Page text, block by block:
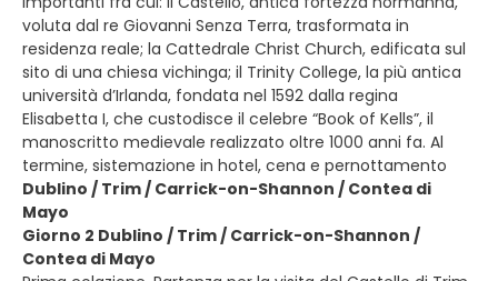
voluta dal re Giovanni Senza Terra, trasformata in
residenza reale; la Cattedrale Christ Church, edificata sul
sito di una chiesa vichinga; il Trinity College, la più antica
università d’Irlanda, fondata nel 1592 dalla regina
Elisabetta I, che custodisce il celebre “Book of Kells”, il
manoscritto medievale realizzato oltre 1000 anni fa. Al
termine, sistemazione in hotel, cena e pernottamento
Dublino / Trim / Carrick-on-Shannon / Contea di
Mayo
Giorno 2 Dublino / Trim / Carrick-on-Shannon /
Contea di Mayo